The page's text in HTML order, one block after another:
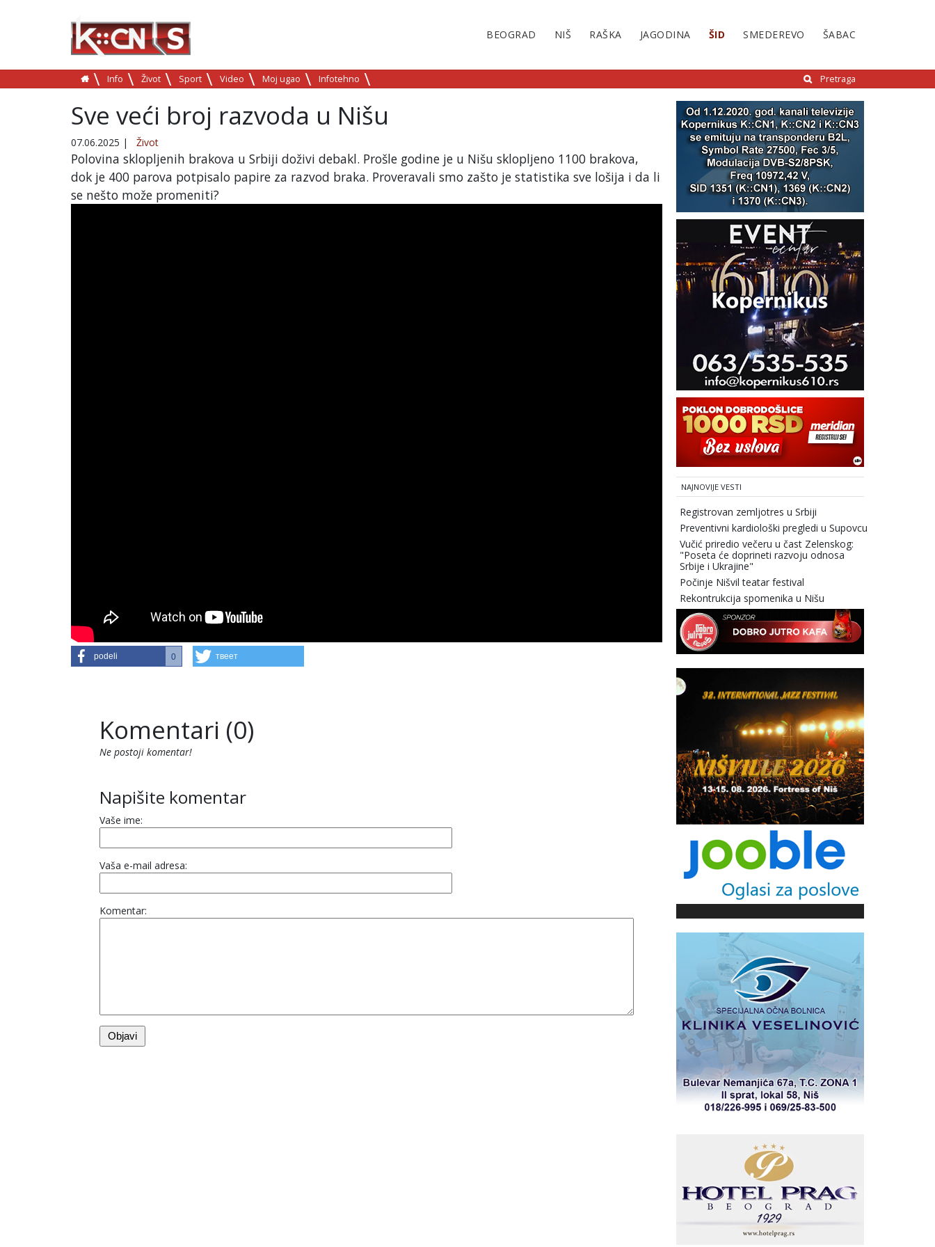
BEOGRAD NIŠ RAŠKA JAGODINA ŠID SMEDEREVO ŠABAC
Info Život Sport Video Moj ugao Infotehno Pretraga
Sve veći broj razvoda u Nišu
07.06.2025 | Život
Polovina sklopljenih brakova u Srbiji doživi debakl. Prošle godine je u Nišu sklopljeno 1100 brakova,
dok je 400 parova potpisalo papire za razvod braka. Proveravali smo zašto je statistika sve lošija i da li
se nešto može promeniti?
podeli 0 твеет
Komentari (0)
Ne postoji komentar!
Napišite komentar
Vaše ime:
Vaša e-mail adresa:
Komentar:
NAJNOVIJE VESTI
Registrovan zemljotres u Srbiji
Preventivni kardiološki pregledi u Supovcu
Vučić priredio večeru u čast Zelenskog:
"Poseta će doprineti razvoju odnosa
Srbije i Ukrajine"
Počinje Nišvil teatar festival
Rekontrukcija spomenika u Nišu